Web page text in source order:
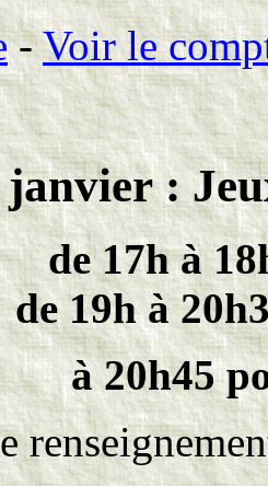
-Voir le
:
de 17h à
de 19h à
à 20h45